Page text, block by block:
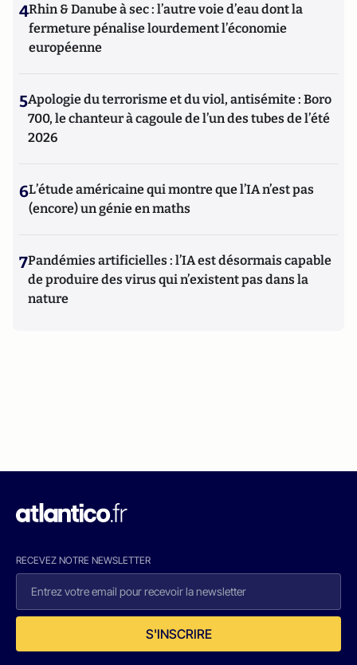
4Rhin & Danube à sec : l’autre voie d’eau dont la
fermeture pénalise lourdement l’économie
européenne
5Apologie du terrorisme et du viol, antisémite : Boro
700, le chanteur à cagoule de l’un des tubes de l’été
2026
6L’étude américaine qui montre que l’IA n’est pas
(encore) un génie en maths
7Pandémies artificielles : l’IA est désormais capable
de produire des virus qui n’existent pas dans la
nature
RECEVEZ NOTRE NEWSLETTER
S'INSCRIRE